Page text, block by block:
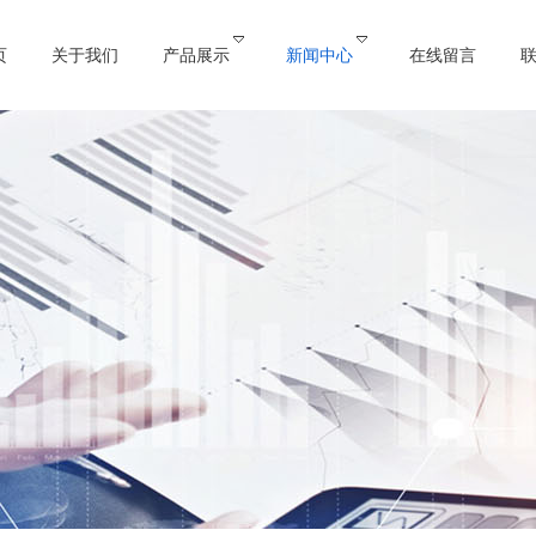
关于我们 产品展示 新闻中心 在线留言